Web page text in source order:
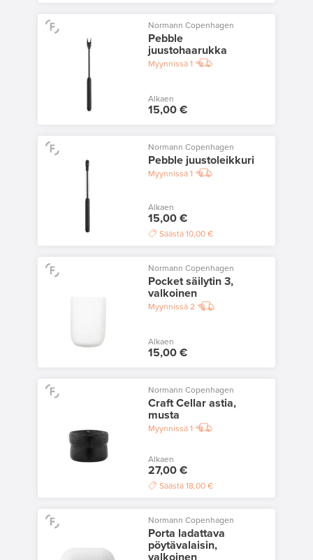
Normann Copenhagen
Pebble
juustohaarukka
Myynnissä1
Alkaen
15,00 €
Normann Copenhagen
Pebble juustoleikkuri
Myynnissä1
Alkaen
15,00 €
Säästä 10,00 €
Normann Copenhagen
Pocket säilytin 3,
valkoinen
Myynnissä2
Alkaen
15,00 €
Normann Copenhagen
Craft Cellar astia,
musta
Myynnissä1
Alkaen
27,00 €
Säästä 18,00 €
Normann Copenhagen
Porta ladattava
pöytävalaisin,